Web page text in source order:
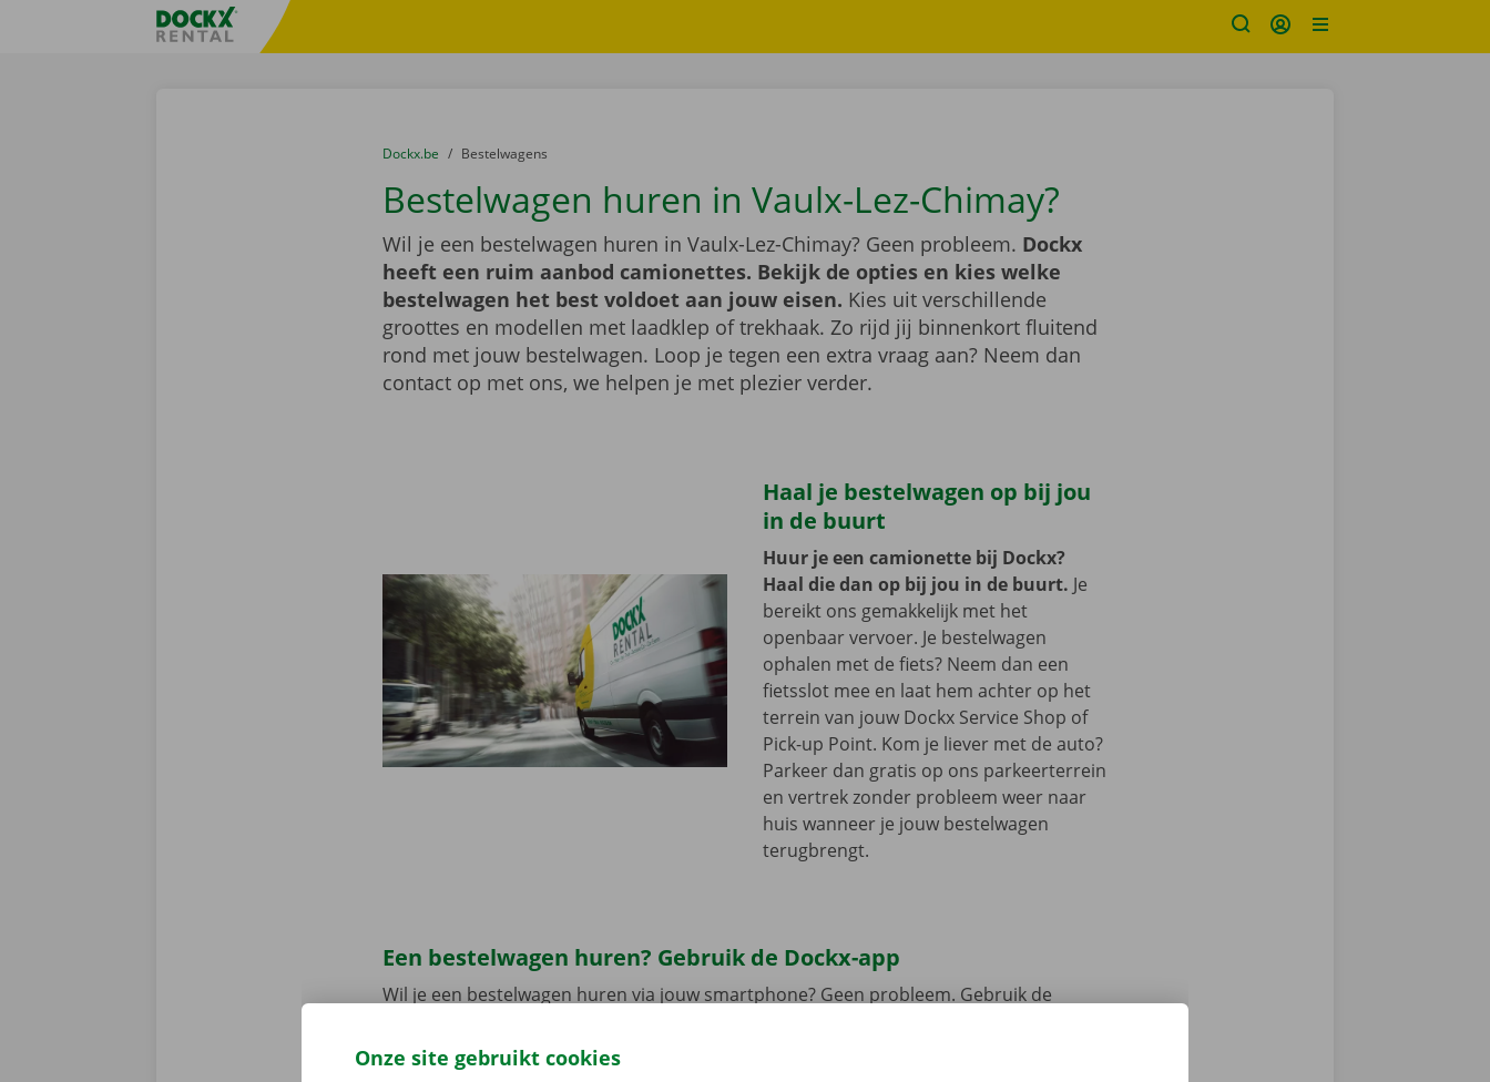
Taalselectie overslaanFratello DEMO
U bevindt zich hier:
van
Dockx.be naar
Bestelwagens
Bestelwagen huren in Vaulx-Lez-Chimay?
Wil je een bestelwagen huren in Vaulx-Lez-Chimay? Geen probleem. Dockx
heeft een ruim aanbod camionettes. Bekijk de opties en kies welke
bestelwagen het best voldoet aan jouw eisen. Kies uit verschillende
groottes en modellen met laadklep of trekhaak. Zo rijd jij binnenkort fluitend
rond met jouw bestelwagen. Loop je tegen een extra vraag aan? Neem dan
contact op met ons, we helpen je met plezier verder.
Haal je bestelwagen op bij jou
in de buurt
Huur je een camionette bij Dockx?
Haal die dan op bij jou in de buurt. Je
bereikt ons gemakkelijk met het
openbaar vervoer. Je bestelwagen
ophalen met de fiets? Neem dan een
fietsslot mee en laat hem achter op het
terrein van jouw Dockx Service Shop of
Pick-up Point. Kom je liever met de auto?
Parkeer dan gratis op ons parkeerterrein
en vertrek zonder probleem weer naar
huis wanneer je jouw bestelwagen
terugbrengt.
Een bestelwagen huren? Gebruik de Dockx-app
Wil je een bestelwagen huren via jouw smartphone? Geen probleem. Gebruik de
via de app het model dat het beste bij jou past en je gewenste Pick-up Point of Dockx
Service Shop. Bij het ophalen open je de camionette eenvoudig met jouw digitale
Onze site gebruikt cookies